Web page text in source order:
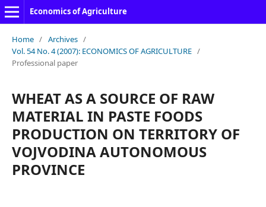
Economics of Agriculture
Home / Archives /
Vol. 54 No. 4 (2007): ECONOMICS OF AGRICULTURE /
Professional paper
WHEAT AS A SOURCE OF RAW
MATERIAL IN PASTE FOODS
PRODUCTION ON TERRITORY OF
VOJVODINA AUTONOMOUS
PROVINCE